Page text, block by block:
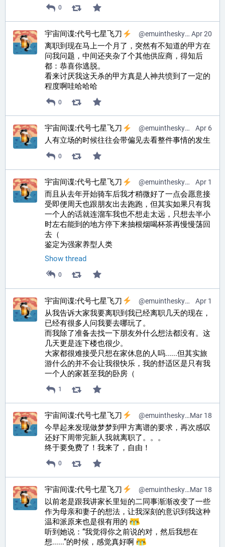
0
Apr 20
宇宙间谍:代号七星飞刀 @emuinthesky@pr0mised.life
离职到现在马上一个月了，突然有不知道的甲方在
问我问题，中间还夹杂了个其他供应商，得知后
都：恭喜你逃脱。
看来讨厌我这天杀的甲方真是人神共愤到了一定的
程度啊哇哈哈哈
0
Apr 6
宇宙间谍:代号七星飞刀 @emuinthesky@pr0mised.life
人有立场的时候往往会带偏见去看整件事情的发生
0
Apr 1
宇宙间谍:代号七星飞刀 @emuinthesky@pr0mised.life
而且从去年开始骑车后我才稍微好了一点会愿意接
受即便周天也跟朋友出去跑跑，但其实如果只有我
一个人的话就连溜车我也不想走太远，只想去半小
时左右能到的地方停下来抽根烟喝杯茶再慢慢荡回
去（
鉴定为强家养型人类
Show thread
0
Apr 1
宇宙间谍:代号七星飞刀 @emuinthesky@pr0mised.life
从我告诉大家我要离职到我已经离职几天的现在，
已经有很多人问我要去哪玩了。
而我除了准备去找一下朋友外什么想法都没有。这
几天更是连下楼也很少。
大家都很难接受只想在家休息的人吗......但其实旅
游什么的并不会让我很快乐，我的舒适区是只有我
一个人的家甚至我的卧房（
1
Mar 18
宇宙间谍:代号七星飞刀 @emuinthesky@pr0mised.life
今早起来发现做梦梦到甲方离谱的要求，再次感叹
还好下周带完新人我就离职了。。。
终于要免费了！我来了，自由！
0
Mar 18
宇宙间谍:代号七星飞刀 @emuinthesky@pr0mised.life
以前老是跟我讲家长里短的二同事渐渐改变了一些
作为母亲和妻子的想法，让我深刻的意识到我这种
温和派原来也是很有用的
听到她说：“我觉得你之前说的对，然后我想在
想......”的时候，感觉真好啊